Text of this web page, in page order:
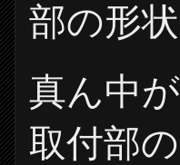
部の形
真ん中
取付部